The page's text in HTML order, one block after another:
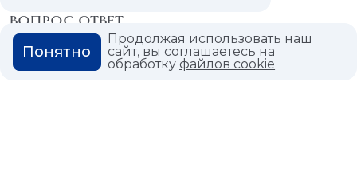
ВОПРОС ОТВЕТ
ГЛОССАРИЙ
Продолжая использовать наш
сайт, вы соглашаетесь на
обработкуфайлов cookie
Понятно